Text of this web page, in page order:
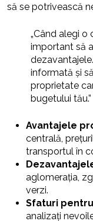
să se potrivească
„Când alegi o
important să
informată și
proprietate
bugetului tău.”
Avantajele
centrală,
transportul în
aglomerația,
verzi.
Sfaturi
analizați